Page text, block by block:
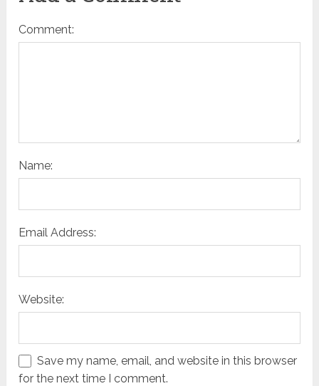
Comment:
Name:
Email Address:
Website:
Save my name, email, and website in this browser
for the next time I comment.